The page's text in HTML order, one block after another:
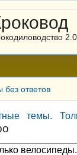
2.0
без ответов
темы.